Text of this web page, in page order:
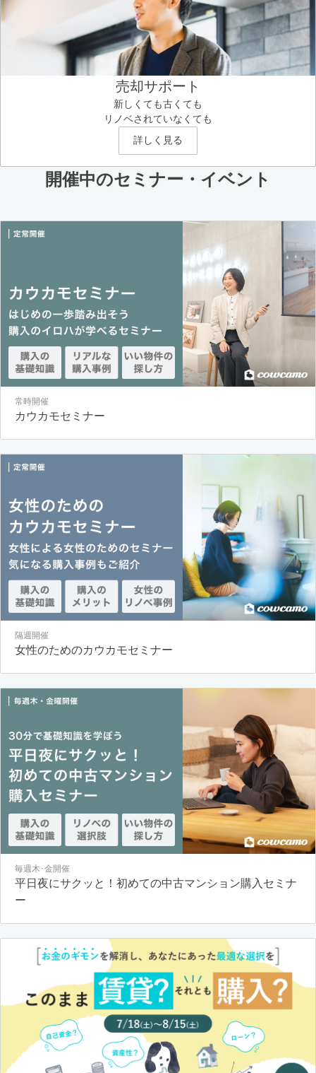
売却サポート
新しくても古くても
リノベされていなくても
詳しく見る
開催中のセミナー・イベント
常時開催
カウカモセミナー
隔週開催
女性のためのカウカモセミナー
毎週木･金開催
平日夜にサクッと！初めての中古マンション購入セミナ
ー